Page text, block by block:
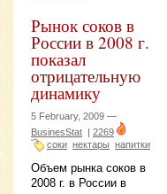
Рынок соков в
России в 2008 г.
показал
отрицательную
динамику
5 February, 2009 —
BusinesStat | 2269
соки нектары напитки
Объем рынка соков в
2008 г. в России в